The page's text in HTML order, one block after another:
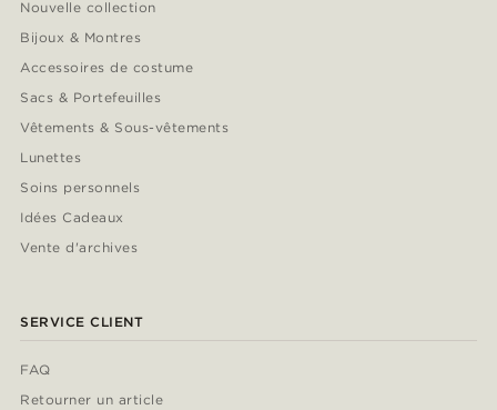
Nouvelle collection
Bijoux & Montres
Accessoires de costume
Sacs & Portefeuilles
Vêtements & Sous-vêtements
Lunettes
Soins personnels
Idées Cadeaux
Vente d'archives
SERVICE CLIENT
FAQ
Retourner un article